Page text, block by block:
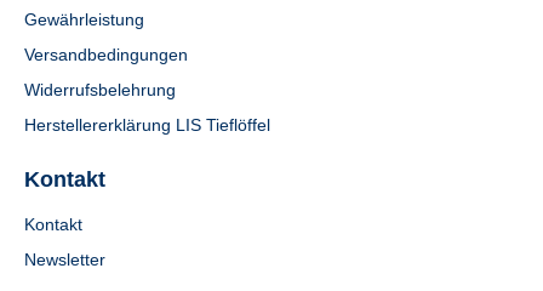
Gewährleistung
Versandbedingungen
Widerrufsbelehrung
Herstellererklärung LIS Tieflöffel
Kontakt
Kontakt
Newsletter